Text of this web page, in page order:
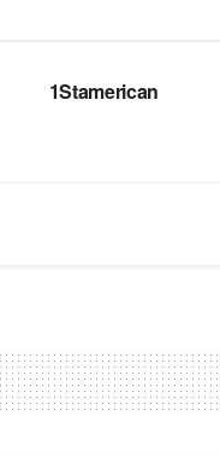
1Stamerican